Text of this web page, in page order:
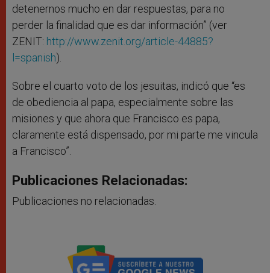
detenernos mucho en dar respuestas, para no
perder la finalidad que es dar información” (ver
ZENIT: http://www.zenit.org/article-44885?
l=spanish).
Sobre el cuarto voto de los jesuitas, indicó que “es
de obediencia al papa, especialmente sobre las
misiones y que ahora que Francisco es papa,
claramente está dispensado, por mi parte me vincula
a Francisco”.
Publicaciones Relacionadas:
Publicaciones no relacionadas.